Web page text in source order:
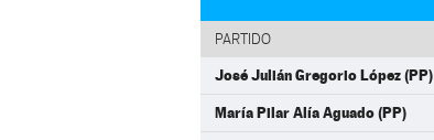
PARTIDO
José Julián Gregorio López (PP)
María Pilar Alía Aguado (PP)